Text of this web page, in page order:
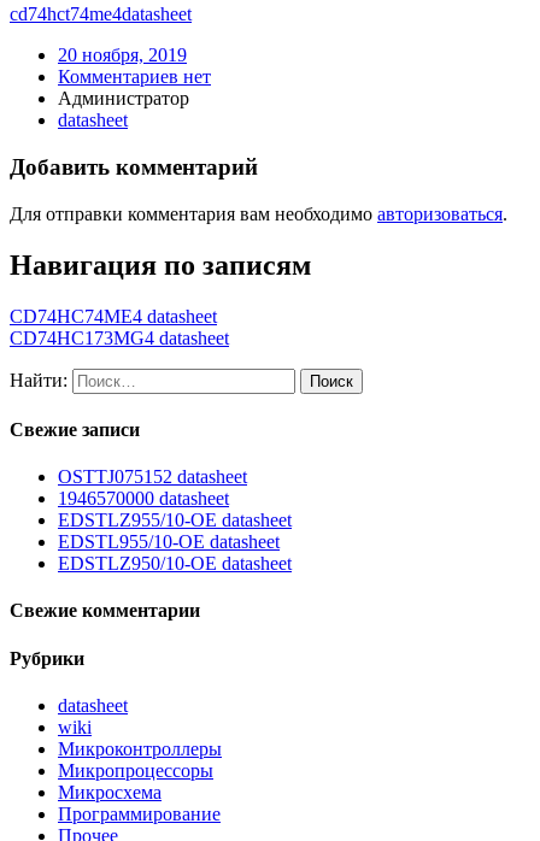
cd74hct74me4datasheet
20 ноября, 2019
Комментариев нет
Администратор
datasheet
Добавить комментарий
Для отправки комментария вам необходимо авторизоваться.
Навигация по записям
CD74HC74ME4 datasheet
CD74HC173MG4 datasheet
Найти:
Свежие записи
OSTTJ075152 datasheet
1946570000 datasheet
EDSTLZ955/10-OE datasheet
EDSTL955/10-OE datasheet
EDSTLZ950/10-OE datasheet
Свежие комментарии
Рубрики
datasheet
wiki
Микроконтроллеры
Микропроцессоры
Микросхема
Программирование
Прочее